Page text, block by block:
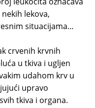
lekova,
situacijama…
crvenih krvnih
u tkiva i ugljen
udahom krv u
upravo
tkiva i organa.